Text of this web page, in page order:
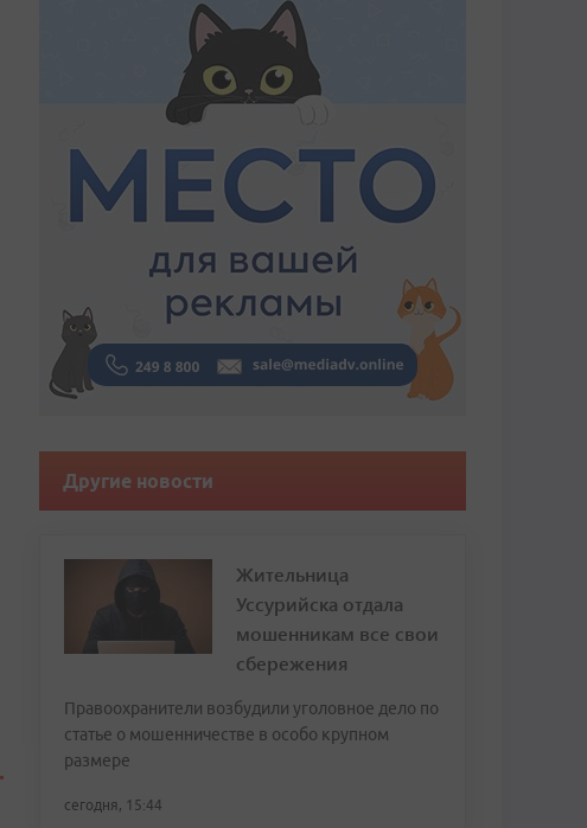
Другие новости
Жительница
Уссурийска отдала
мошенникам все свои
сбережения
Правоохранители возбудили уголовное дело по
статье о мошенничестве в особо крупном
размере
сегодня, 15:44